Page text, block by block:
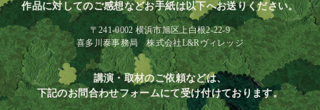
作品に対してのご感想などお手紙は以下へお送りください。
〒241-0002 横浜市旭区上白根2-22-9
喜多川泰事務局 株式会社L&Rヴィレッジ
講演・取材のご依頼などは、
下記のお問合わせフォームにて受け付けております。